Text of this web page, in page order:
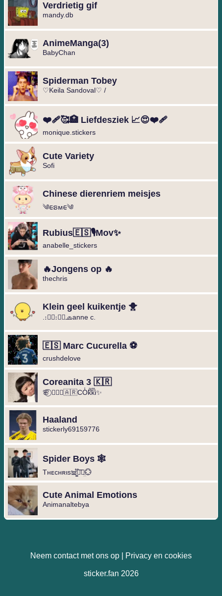
Verdrietig gif
mandy.db
️AnimeManga️(3)
BabyChan
Spiderman Tobey
♡Keila Sandoval♡ /
❤️‍🩹🥰🏥 Liefdesziek 📈😍❤️‍🩹
monique.stickers
Cute Variety
Sofi
Chinese dierenriem meisjes
༄︎︎ᰀຣᴍᰀ︎︎༄
Rubius🇪🇸🎙️Mov✨
anabelle_stickers
🔥Jongens op 🔥
thechris
Klein geel kuikentje 🐥
.։։⃟։։⃟🧢anne c.
🇪🇸 Marc Cucurella ⚽️
crushdelove
Coreanita 3 🇰🇷
🌸⃝ ❥⃢⃟🇦🇷COͥkͣkͫi✨
Haaland
stickerly69159776
Spider Boys 🕸️
Tнᴇcнʀιs𖠌͚֟፝͞⚣︎̤̫💮
Cute Animal Emotions
Animanaltebya
Neem contact met ons op Privacy en cookies
sticker.fan 2026